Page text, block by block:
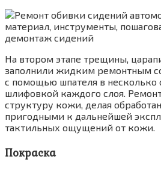
На втором этапе трещины,
заполнили жидким ремонтным
с помощью шпателя в несколько
шлифовкой каждого слоя.
структуру кожи, делая
пригодными к дальнейшей
тактильных ощущений от кожи.
Покраска